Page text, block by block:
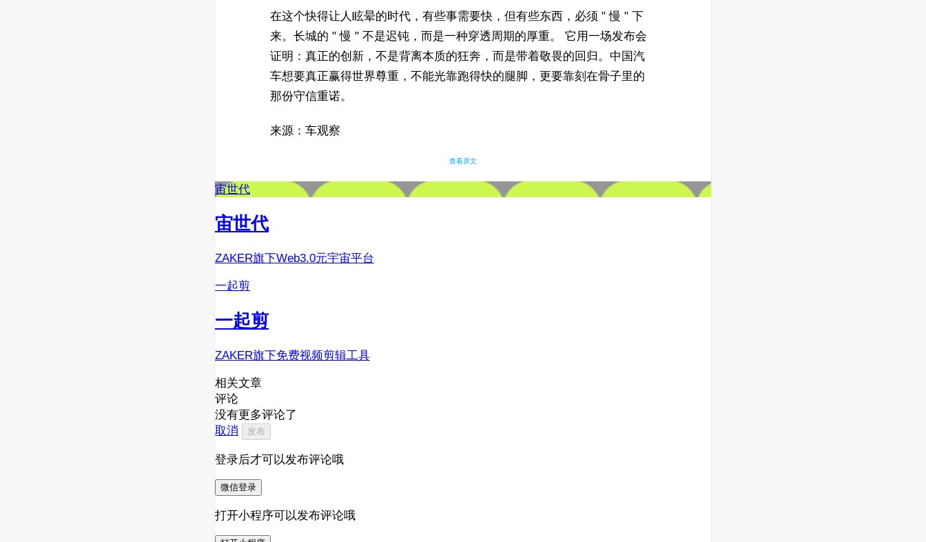
在这个快得让人眩晕的时代，有些事需要快，但有些东西，必须 " 慢 " 下
来。长城的 " 慢 " 不是迟钝，而是一种穿透周期的厚重。 它用一场发布会
证明：真正的创新，不是背离本质的狂奔，而是带着敬畏的回归。中国汽
车想要真正赢得世界尊重，不能光靠跑得快的腿脚，更要靠刻在骨子里的
那份守信重诺。
来源：车观察
查看原文
宙世代
宙世代
ZAKER旗下Web3.0元宇宙平台
一起剪
一起剪
ZAKER旗下免费视频剪辑工具
相关文章
评论
没有更多评论了
取消
发布
登录后才可以发布评论哦
微信登录
打开小程序可以发布评论哦